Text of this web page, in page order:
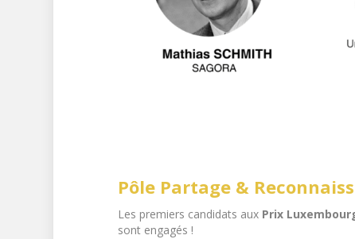
Pôle Partage &
Les premiers candidats aux Prix
sont engagés !